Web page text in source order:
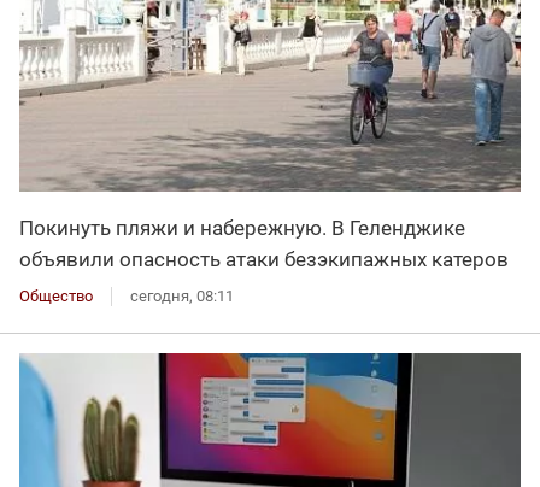
Покинуть пляжи и набережную. В Геленджике
объявили опасность атаки безэкипажных катеров
Общество сегодня, 08:11